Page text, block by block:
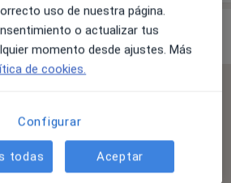
en función del especialista, la
Confirma la cobertura en el
uso de nuestra página.
o actualizar tus
momento desde ajustes. Más
de cookies.
Configurar
todas Aceptar